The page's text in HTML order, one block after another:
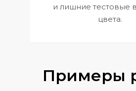
и лишние тестовые
цвета.
Примеры